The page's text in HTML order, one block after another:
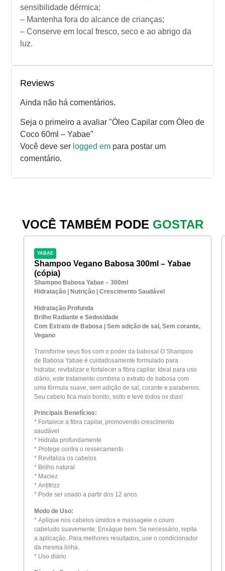
sensibilidade dérmica;
– Mantenha fora do alcance de crianças;
– Conserve em local fresco, seco e ao abrigo da
luz.
Reviews
Ainda não há comentários.
Seja o primeiro a avaliar "Óleo Capilar com Óleo de
Coco 60ml – Yabae"
Você deve ser logged empara postar um
comentário.
VOCÊ TAMBÉM PODE GOSTAR
YABAE
Shampoo Vegano Babosa 300ml – Yabae
(cópia)
Shampoo Babosa Yabae – 300ml
Hidratação | Nutrição | Crescimento Saudável
Hidratação Profunda
Brilho Radiante e Sedosidade
Com Extrato de Babosa | Sem adição de sal, Sem corante,
Vegano
Transforme seus fios com o poder da babosa! O Shampoo
de Babosa Yabae é cuidadosamente formulado para
hidratar, revitalizar e fortalecer a fibra capilar. Ideal para uso
diário, este tratamento combina o extrato de babosa com
uma fórmula suave, sem adição de sal, corante e parabenos.
Seu cabelo fica mais bonito, solto e leve todos os dias!
Principais Benefícios:
* Fortalece a fibra capilar, promovendo crescimento
saudável
* Hidrata profundamente
* Protege contra o ressecamento
* Revitaliza os cabelos
* Brilho natural
* Maciez
* Antifrizz
* Pode ser usado a partir dos 12 anos
Modo de Uso:
* Aplique nos cabelos úmidos e massageie o couro
cabeludo suavemente. Enxágue bem. Se necessário, repita
a aplicação. Para melhores resultados, use o condicionador
da mesma linha.
* Uso diário